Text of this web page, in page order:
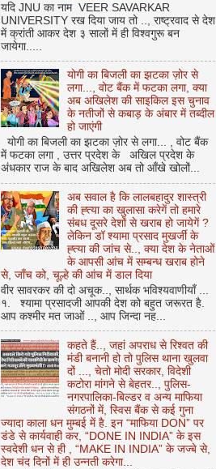
यदि JNU का नाम VEER SAVARKAR
UNIVERSITY रख दिया जाय तो .., राष्ट्रवाद से देश
में क्रांती आकर देश ३ सालों में ही विश्वगुरू बन
जायेगा.....
योगी का बिजली का झटका ज़ोर से
लगा..., वोट बैंक में फटका लगा, क्या
अब अखिलेश की साइकिल इस चुनाव
के नतीजों से कबाड़ के अंबार में तब्दील
हो जाएंगी
योगी का बिजली का झटका ज़ोर से लगा... , वोट बैंक
में फटका लगा , उत्तर प्रदेश के अखिल प्रदेश के
अंधकार राज के बाद अखिलेश अब तो आँखे खोलों...
अब सवाल है कि लालबहादुर शास्त्री
की ह्त्या का खुलासा करेगें तो हमारे
संबध दूसरे देशों से खराब हो जायेगें ?
लेकिन डॉ श्यामा प्रसाद मुखर्जी के
ह्त्या की जांच से.., क्या देश के नेताओं
के आपसी आंच में सम्बन्ध खराब होने
से, जाँच को, चूल्हे की आंच में डाल दिया
वीर सावरकर की दो अचूक.., सार्थक भविश्यवाणीयाँ ...
१. श्यामा प्रसादजी आपकी देश को बहुत जरूरत है.
आप कश्मीर मत जाओं .., आप जिन्दा नह...
कहते हैं.., जहां अपराध से रिश्वत की
मंडी बनानी हो तो पुलिस थाना खुलवा
दों ..., चेतो मोदी सरकार, विदेशी
कटोरा मांगने से बेहतर.., पुलिस-
नगरपालिका-बिल्डर व अन्य माफिया
संगठनों में, स्विस बैंक से कई गुना
ज्यादा काला धन मुम्बई में है. इन “माफिया DON” पर
डंडे से कार्यवाही कर, “DONE IN INDIA” के इस
स्वदेशी धन से ही , “MAKE IN INDIA” के जज्बे से,
देश चंद दिनों में ही उन्नती करेगा...